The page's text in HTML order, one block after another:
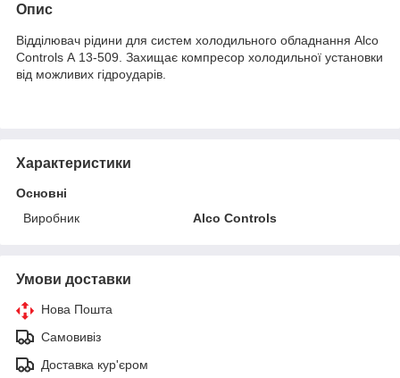
Опис
Відділювач рідини для систем холодильного обладнання Alco
Controls А 13-509. Захищає компресор холодильної установки
від можливих гідроударів.
Характеристики
Основні
Виробник
Alco Controls
Умови доставки
Нова Пошта
Самовивіз
Доставка кур'єром